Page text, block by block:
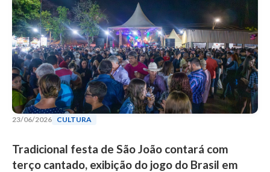
23/06/2026 CULTURA
Tradicional festa de São João contará com
terço cantado, exibição do jogo do Brasil em